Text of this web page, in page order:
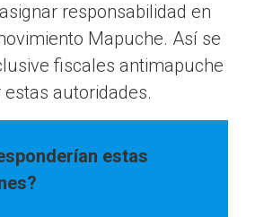
responsabilidad en
Mapuche. Así se
fiscales antimapuche
autoridades.
estas